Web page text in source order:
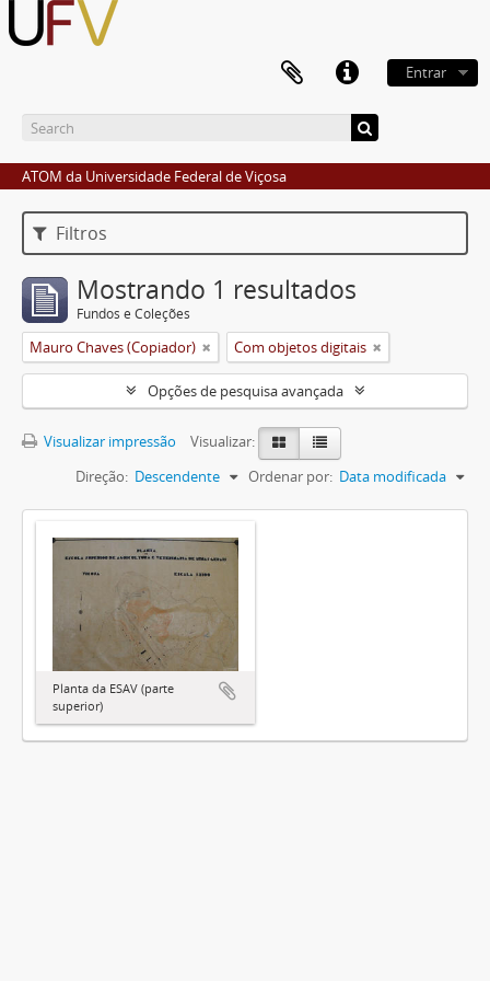
Entrar
ATOM da Universidade Federal de Viçosa
Filtros
Mostrando 1 resultados
Fundos e Coleções
Mauro Chaves (Copiador) Com objetos digitais
Opções de pesquisa avançada
Visualizar impressão
Visualizar:
Ordenar por: Data modificada
Direção: Descendente
Planta da ESAV (parte
superior)